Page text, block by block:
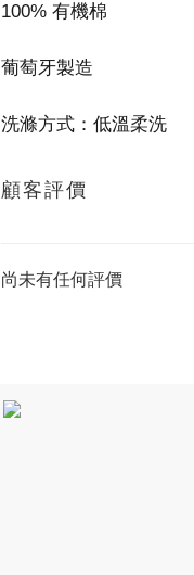
100% 有機棉
葡萄牙製造
洗滌方式：低溫柔洗
顧客評價
尚未有任何評價